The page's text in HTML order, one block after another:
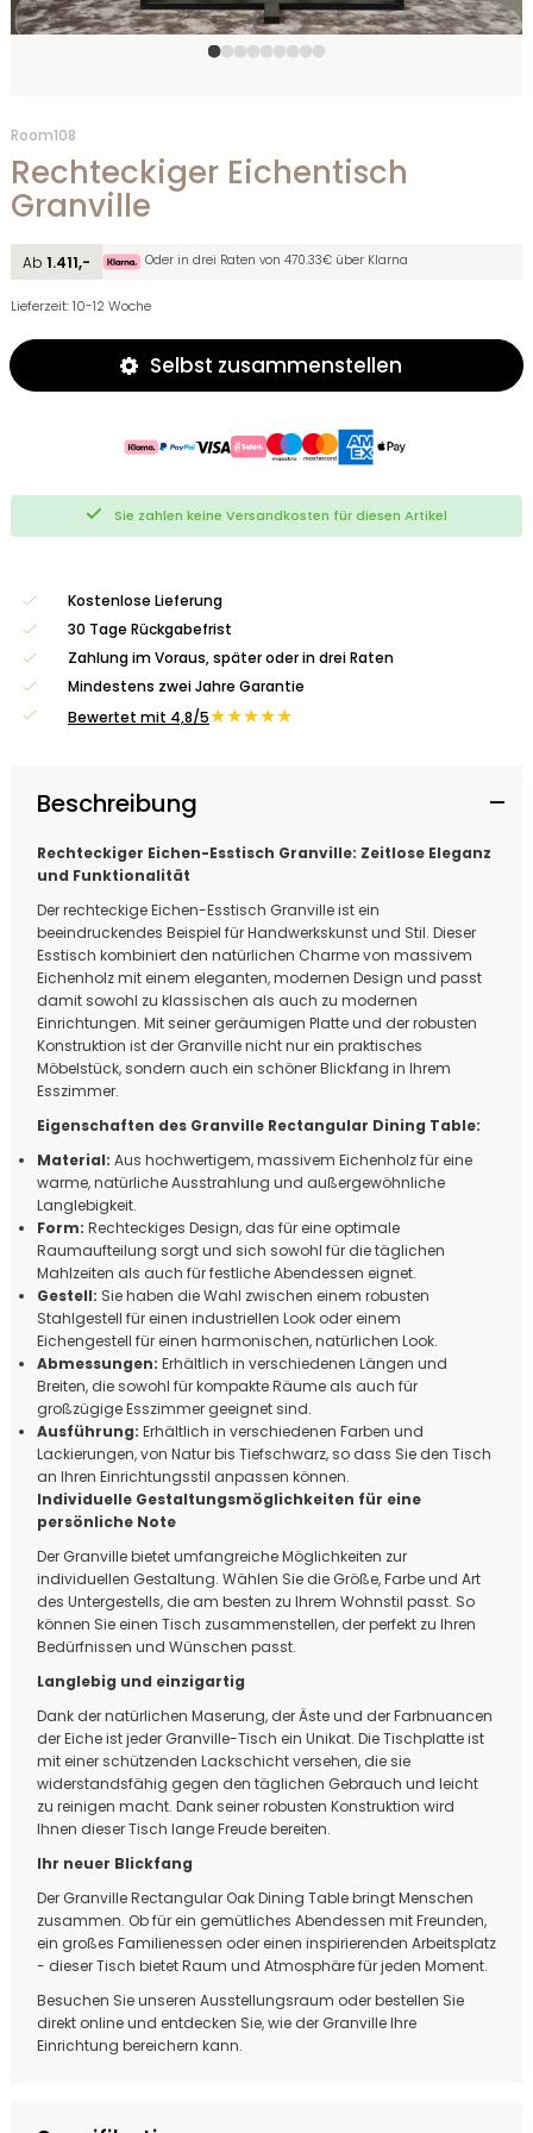
Room108
Rechteckiger Eichentisch
Granville
Ab 1.411,- Oder in drei Raten von 470.33€ über Klarna
Lieferzeit: 10-12 Woche
Selbst zusammenstellen
Sie zahlen keine Versandkosten für diesen Artikel
Kostenlose Lieferung
30 Tage Rückgabefrist
Zahlung im Voraus, später oder in drei Raten
Mindestens zwei Jahre Garantie
Bewertet mit 4,8/5★★★★★
Beschreibung
Rechteckiger Eichen-Esstisch Granville: Zeitlose Eleganz
und Funktionalität
Der rechteckige Eichen-Esstisch Granville ist ein
beeindruckendes Beispiel für Handwerkskunst und Stil. Dieser
Esstisch kombiniert den natürlichen Charme von massivem
Eichenholz mit einem eleganten, modernen Design und passt
damit sowohl zu klassischen als auch zu modernen
Einrichtungen. Mit seiner geräumigen Platte und der robusten
Konstruktion ist der Granville nicht nur ein praktisches
Möbelstück, sondern auch ein schöner Blickfang in Ihrem
Esszimmer.
Eigenschaften des Granville Rectangular Dining Table:
Material: Aus hochwertigem, massivem Eichenholz für eine
warme, natürliche Ausstrahlung und außergewöhnliche
Langlebigkeit.
Form: Rechteckiges Design, das für eine optimale
Raumaufteilung sorgt und sich sowohl für die täglichen
Mahlzeiten als auch für festliche Abendessen eignet.
Gestell: Sie haben die Wahl zwischen einem robusten
Stahlgestell für einen industriellen Look oder einem
Eichengestell für einen harmonischen, natürlichen Look.
Abmessungen: Erhältlich in verschiedenen Längen und
Breiten, die sowohl für kompakte Räume als auch für
großzügige Esszimmer geeignet sind.
Ausführung: Erhältlich in verschiedenen Farben und
Lackierungen, von Natur bis Tiefschwarz, so dass Sie den Tisch
an Ihren Einrichtungsstil anpassen können.
Individuelle Gestaltungsmöglichkeiten für eine
persönliche Note
Der Granville bietet umfangreiche Möglichkeiten zur
individuellen Gestaltung. Wählen Sie die Größe, Farbe und Art
des Untergestells, die am besten zu Ihrem Wohnstil passt. So
können Sie einen Tisch zusammenstellen, der perfekt zu Ihren
Bedürfnissen und Wünschen passt.
Langlebig und einzigartig
Dank der natürlichen Maserung, der Äste und der Farbnuancen
der Eiche ist jeder Granville-Tisch ein Unikat. Die Tischplatte ist
mit einer schützenden Lackschicht versehen, die sie
widerstandsfähig gegen den täglichen Gebrauch und leicht
zu reinigen macht. Dank seiner robusten Konstruktion wird
Ihnen dieser Tisch lange Freude bereiten.
Ihr neuer Blickfang
Der Granville Rectangular Oak Dining Table bringt Menschen
zusammen. Ob für ein gemütliches Abendessen mit Freunden,
ein großes Familienessen oder einen inspirierenden Arbeitsplatz
- dieser Tisch bietet Raum und Atmosphäre für jeden Moment.
Besuchen Sie unseren Ausstellungsraum oder bestellen Sie
direkt online und entdecken Sie, wie der Granville Ihre
Einrichtung bereichern kann.